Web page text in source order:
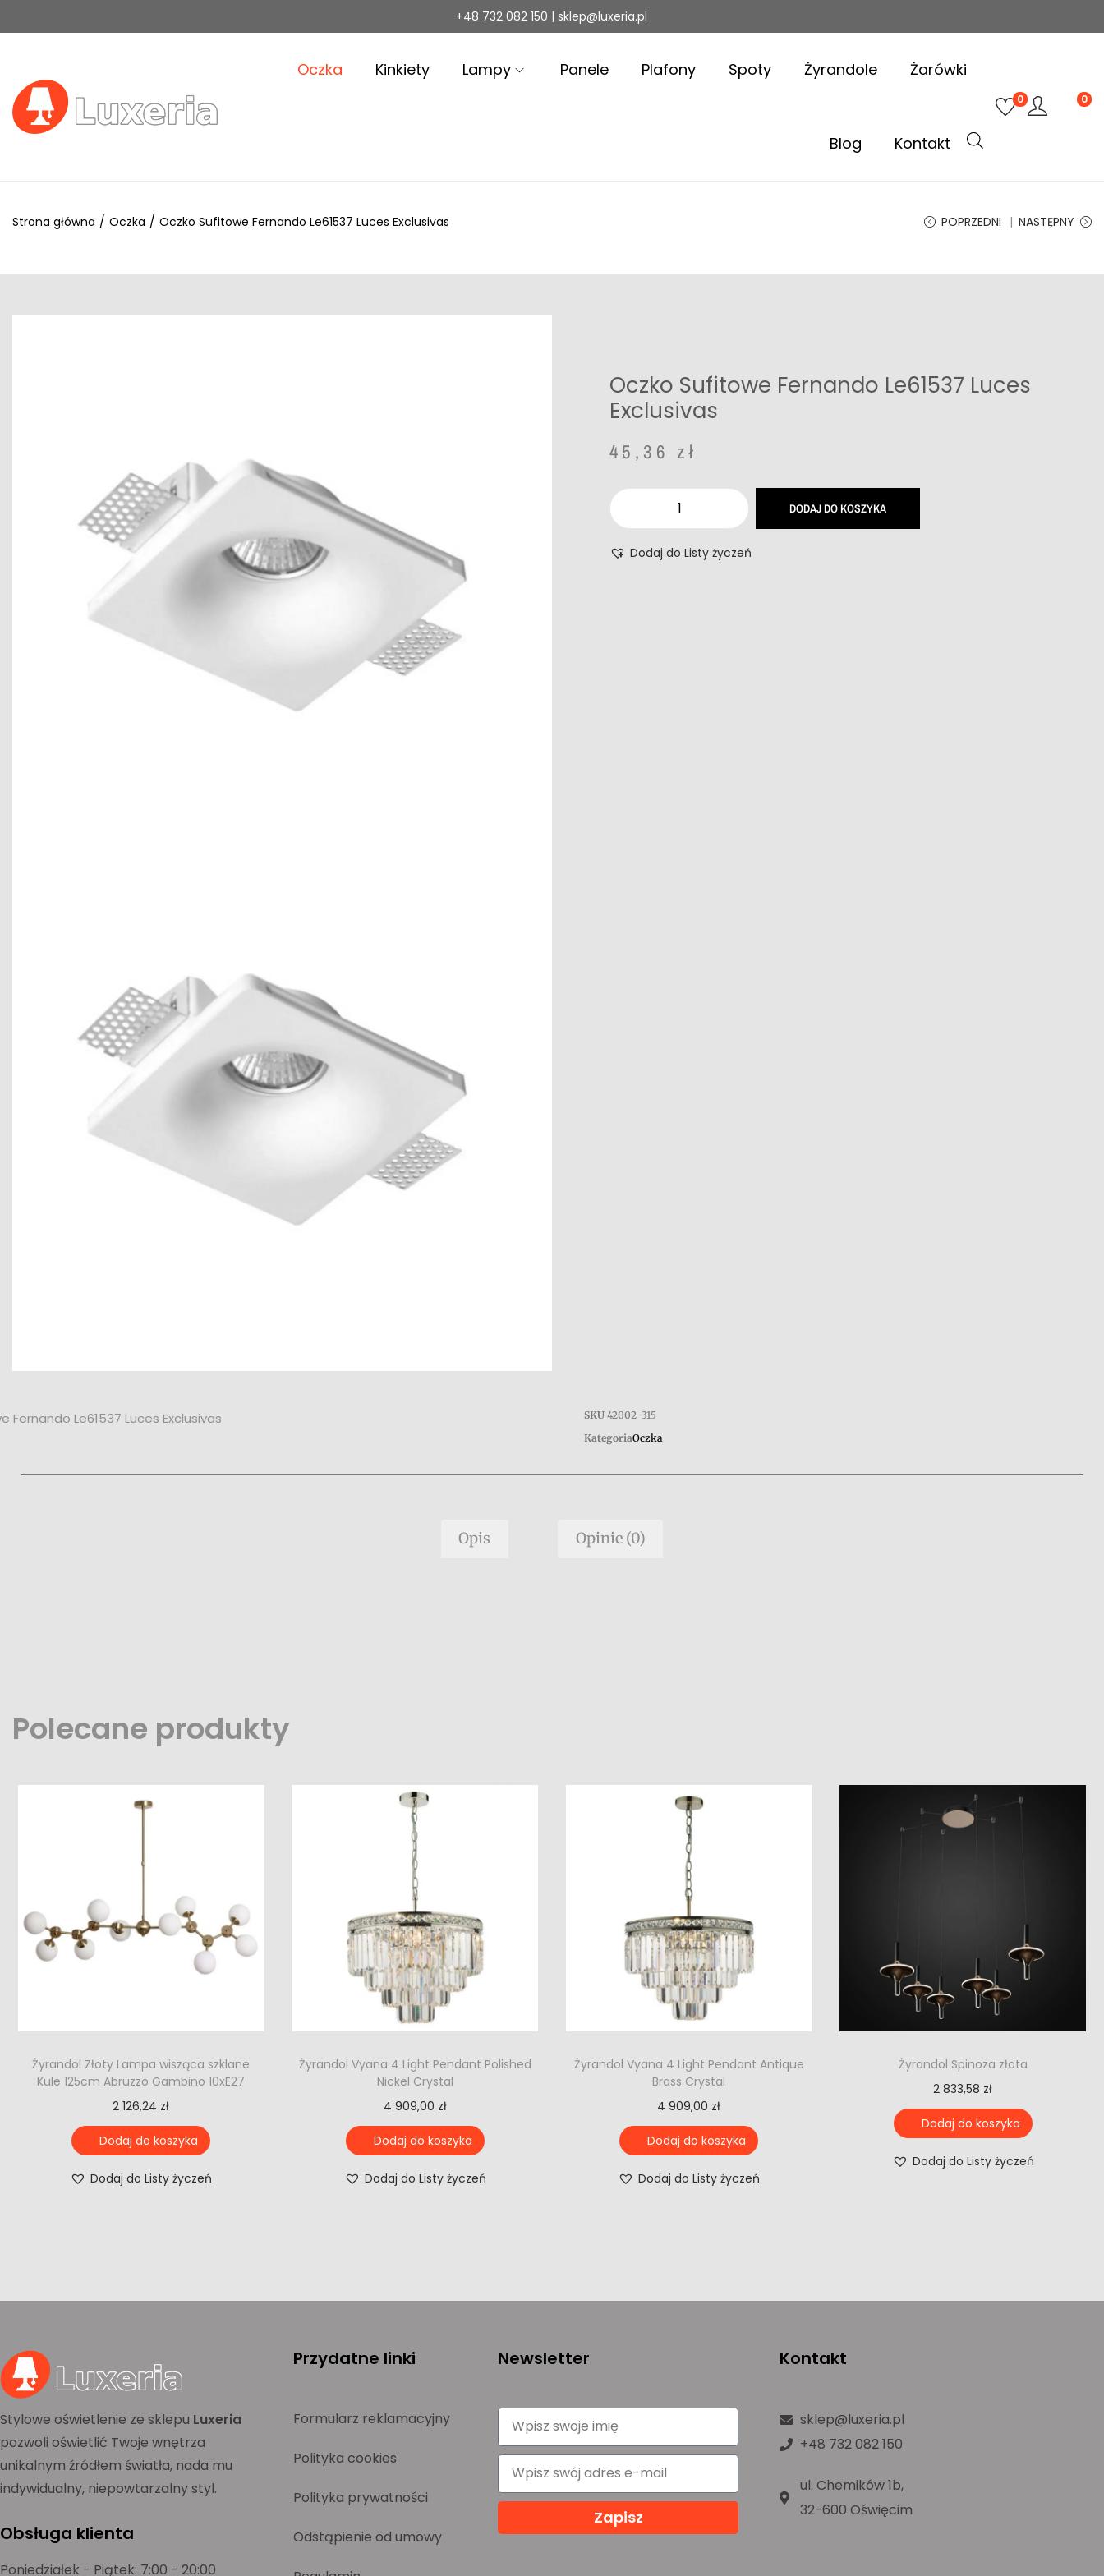
+48 732 082 150 | sklep@luxeria.pl
Oczka Kinkiety Lampy Panele Plafony Spoty Żyrandole Żarówki
Blog Kontakt
0 0
Strona główna / Oczka / Oczko Sufitowe Fernando Le61537 Luces Exclusivas POPRZEDNI NASTĘPNY
Oczko Sufitowe Fernando Le61537 Luces
Exclusivas
45,36zł
DODAJ DO KOSZYKA
Dodaj do Listy życzeń
Fernando Le61537 Luces Exclusivas SKU42002_315
KategoriaOczka
Opis Opinie (0)
Polecane produkty
Żyrandol Złoty Lampa wisząca szklane
Kule 125cm Abruzzo Gambino 10xE27
2 126,24 zł
Dodaj do koszyka
Dodaj do Listy życzeń
Żyrandol Vyana 4 Light Pendant Polished
Nickel Crystal
4 909,00 zł
Dodaj do koszyka
Dodaj do Listy życzeń
Żyrandol Vyana 4 Light Pendant Antique
Brass Crystal
4 909,00 zł
Dodaj do koszyka
Dodaj do Listy życzeń
Żyrandol Spinoza złota
2 833,58 zł
Dodaj do koszyka
Dodaj do Listy życzeń
Stylowe oświetlenie ze sklepu Luxeria
pozwoli oświetlić Twoje wnętrza
unikalnym źródłem światła, nada mu
indywidualny, niepowtarzalny styl.
Obsługa klienta
Poniedziałek - Piątek: 7:00 - 20:00
Przydatne linki
Formularz reklamacyjny
Polityka cookies
Polityka prywatności
Odstąpienie od umowy
Newsletter
Zapisz
Kontakt
sklep@luxeria.pl
+48 732 082 150
ul. Chemików 1b,
32-600 Oświęcim